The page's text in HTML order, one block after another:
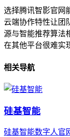
选择腾讯智影官网
云端协作特性让团
源与智能推荐算法
在其他平台很难实
相关导航
硅基智能
硅基智能数字人官